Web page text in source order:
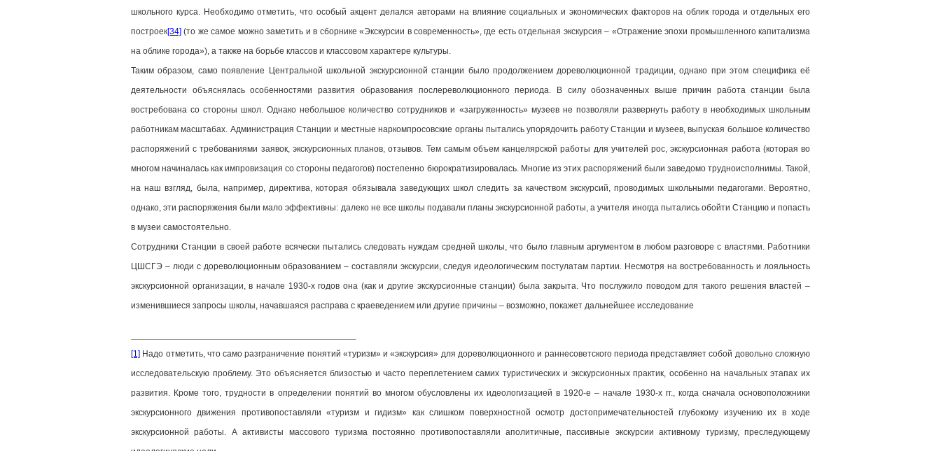
школьного курса. Необходимо отметить, что особый акцент делался авторами на влияние социальных и экономических факторов на облик города и отдельных его
построек[34] (то же самое можно заметить и в сборнике «Экскурсии в современность», где есть отдельная экскурсия – «Отражение эпохи промышленного капитализма
на облике города»), а также на борьбе классов и классовом характере культуры.
Таким образом, само появление Центральной школьной экскурсионной станции было продолжением дореволюционной традиции, однако при этом специфика её
деятельности объяснялась особенностями развития образования послереволюционного периода. В силу обозначенных выше причин работа станции была
востребована со стороны школ. Однако небольшое количество сотрудников и «загруженность» музеев не позволяли развернуть работу в необходимых школьным
работникам масштабах. Администрация Станции и местные наркомпросовские органы пытались упорядочить работу Станции и музеев, выпуская большое количество
распоряжений с требованиями заявок, экскурсионных планов, отзывов. Тем самым объем канцелярской работы для учителей рос, экскурсионная работа (которая во
многом начиналась как импровизация со стороны педагогов) постепенно бюрократизировалась. Многие из этих распоряжений были заведомо трудноисполнимы. Такой,
на наш взгляд, была, например, директива, которая обязывала заведующих школ следить за качеством экскурсий, проводимых школьными педагогами. Вероятно,
однако, эти распоряжения были мало эффективны: далеко не все школы подавали планы экскурсионной работы, а учителя иногда пытались обойти Станцию и попасть
в музеи самостоятельно.
Сотрудники Станции в своей работе всячески пытались следовать нуждам средней школы, что было главным аргументом в любом разговоре с властями. Работники
ЦШСГЭ – люди с дореволюционным образованием – составляли экскурсии, следуя идеологическим постулатам партии. Несмотря на востребованность и лояльность
экскурсионной организации, в начале 1930-х годов она (как и другие экскурсионные станции) была закрыта. Что послужило поводом для такого решения властей –
изменившиеся запросы школы, начавшаяся расправа с краеведением или другие причины – возможно, покажет дальнейшее исследование
[1] Надо отметить, что само разграничение понятий «туризм» и «экскурсия» для дореволюционного и раннесоветского периода представляет собой довольно сложную
исследовательскую проблему. Это объясняется близостью и часто переплетением самих туристических и экскурсионных практик, особенно на начальных этапах их
развития. Кроме того, трудности в определении понятий во многом обусловлены их идеологизацией в 1920-е – начале 1930-х гг., когда сначала основоположники
экскурсионного движения противопоставляли «туризм и гидизм» как слишком поверхностной осмотр достопримечательностей глубокому изучению их в ходе
экскурсионной работы. А активисты массового туризма постоянно противопоставляли аполитичные, пассивные экскурсии активному туризму, преследующему